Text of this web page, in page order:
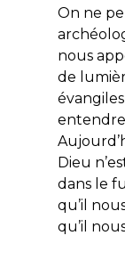
On ne
nous
de
évangiles
entendre
Dieu
dans le
qu’il
qu’il